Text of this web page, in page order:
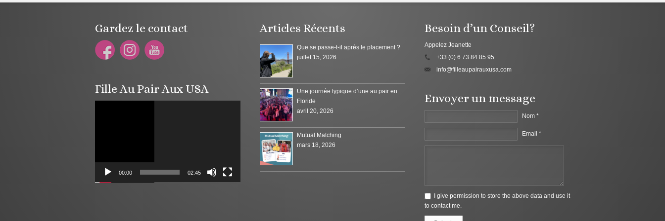
Gardez le contact
Fille Au Pair Aux USA
00:00 02:45
Articles Récents
Que se passe-t-il après le placement ?
juillet 15, 2026
Une journée typique d’une au pair en
Floride
avril 20, 2026
Mutual Matching
mars 18, 2026
Besoin d’un Conseil?
Appelez Jeanette
+33 (0) 6 73 84 85 95
info@filleaupairauxusa.com
Envoyer un message
Nom *
Email *
I give permission to store the above data and use it
to contact me.